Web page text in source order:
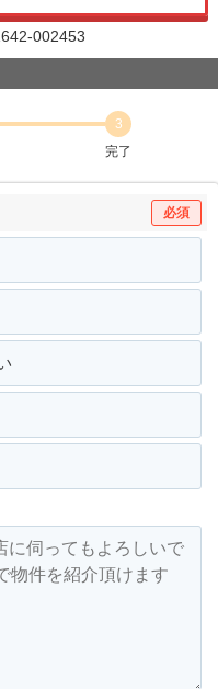
002453
3
完了
必須